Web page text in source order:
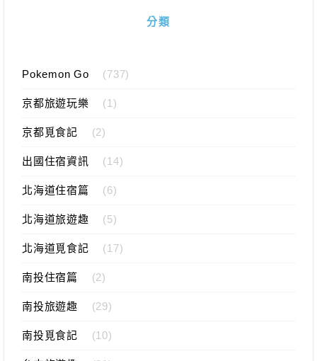
分類
Pokemon Go (737)
京都旅遊玩樂 (1)
京都覓食記 (2)
出國住宿資訊 (14)
北海道住宿篇 (6)
北海道旅遊趣 (5)
北海道覓食記 (17)
南投住宿篇 (2)
南投旅遊趣 (29)
南投覓食記 (10)